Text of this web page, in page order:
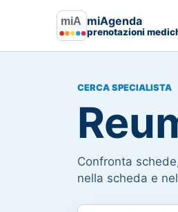
miAgenda
prenotazioni
CERCA SPECIALISTA
Confronta
nella scheda e